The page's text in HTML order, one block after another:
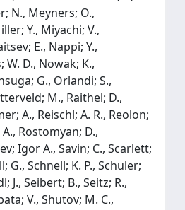
N., Meyners; O.,
Y., Miyachi; V.,
E., Nappi; Y.,
W. D., Nowak; K.,
G., Orlandi; S.,
M., Raithel; D.,
A., Reischl; A. R., Reolon;
Rostomyan; D.,
Igor A., Savin; C., Scarlett;
G., Schnell; K. P., Schuler;
J., Seibert; B., Seitz; R.,
V., Shutov; M. C.,